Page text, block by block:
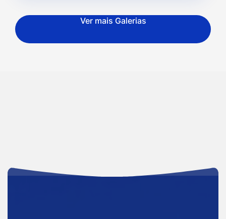
Ver mais Galerias